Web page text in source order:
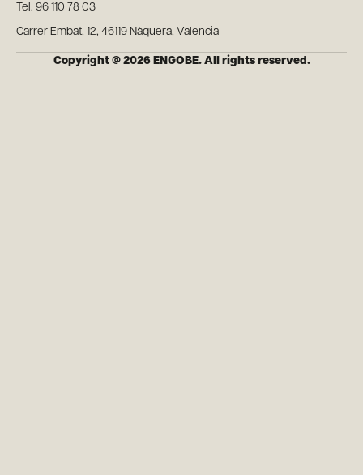
Tel. 96 110 78 03
Carrer Embat, 12, 46119 Nàquera, Valencia
Copyright @ 2026 ENGOBE. All rights reserved.